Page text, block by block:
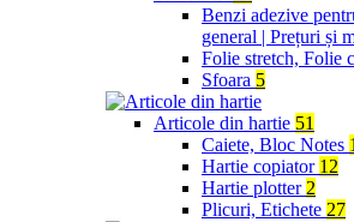
Benzi adezive
general | Prețuri și
Folie stretch, Folie
Sfoara 5
Articole din hartie 51
Caiete, Bloc Notes
Hartie copiator 12
Hartie plotter 2
Plicuri, Etichete 27